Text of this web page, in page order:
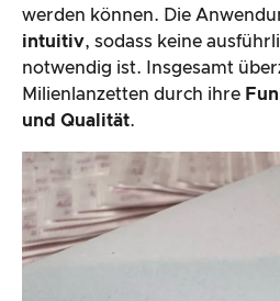
werden können. Die
intuitiv, sodass keine
notwendig ist. Insgesamt
Milienlanzetten durch ihre
und Qualität.